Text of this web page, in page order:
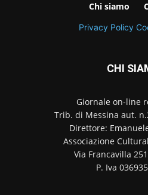
Chi siamo
Privacy Policy
CHI
Giornale on-line
Trib. di Messina aut.
Direttore:
Associazione
Via Francavilla
P. Iva